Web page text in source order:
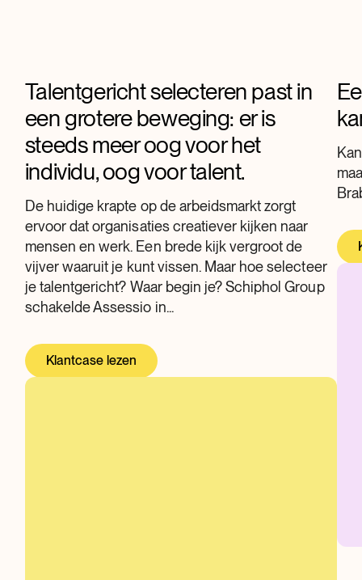
Talentgericht selecteren past in
een grotere beweging: er is
steeds meer oog voor het
individu, oog voor talent.
De huidige krapte op de arbeidsmarkt zorgt
ervoor dat organisaties creatiever kijken naar
mensen en werk. Een brede kijk vergroot de
vijver waaruit je kunt vissen. Maar hoe selecteer
je talentgericht? Waar begin je? Schiphol Group
schakelde Assessio in...
Klantcase lezen